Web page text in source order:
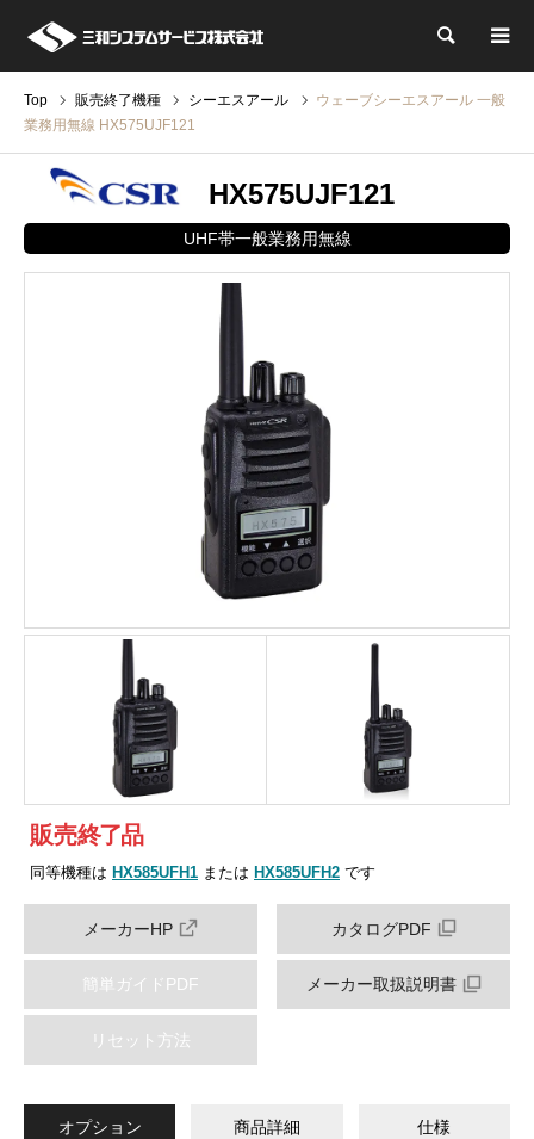
検索
Top 販売終了機種 シーエスアール
ウェーブシーエスアール 一般
業務用無線 HX575UJF121
HX575UJF121
UHF帯一般業務用無線
販売終了品
同等機種は HX585UFH1 または HX585UFH2 です
メーカーHP カタログPDF
簡単ガイドPDF メーカー取扱説明書
リセット方法
オプション 商品詳細 仕様